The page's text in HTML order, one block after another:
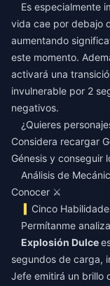
Es especialmente
vida cae por debajo
aumentando
este momento.
activará una
invulnerable por 2
negativos.
¿Quieres
Considera recargar
Génesis y conseguir
Análisis de
Conocer ⚔️
Cinco
Permítanme
Explosión Dulce
segundos de carga,
Jefe emitirá un brillo